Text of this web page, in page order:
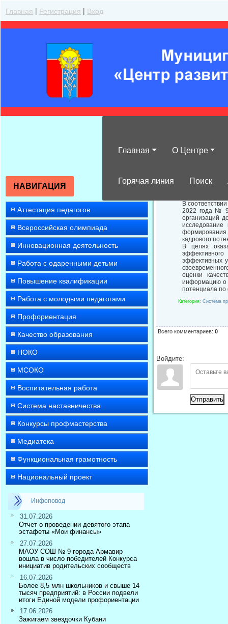
Главная | Регистрация | Вход
Главная О Центре
Горячая линия Поиск
НАВИГАЦИЯ
Аттестация педагогов
Всероссийская олимпиада
Инновационная деятельность
Работа с одаренными детьми
Повышение квалификации
Работа с молодыми педагогами
Профориентация
Качество образования
НОКО
МСОКО
Воспитательная работа
Система наставничества
Конкурсы профмастерства
Медиатека
Функциональная грамотность
Национальный проект
Инфоповод
31.07.2026
Отчет о проведении девятого этапа
эстафеты «Мои финансы»
27.07.2026
МАОУ СОШ № 9 города Армавир
вошла в число победителей Конкурса
инициатив родительских сообществ
16.07.2026
Более 8,5 млн школьников и свыше 14
тысяч предприятий: в России подвели
итоги Единой модели профориентации
17.06.2026
Зажигаем звездочки Кубани
В
2022 года №
организаций
формирования
кадрового
В целях
эффективных
оценки
информацию о
потенциала
Категория: Система
Всего комментариев: 0
Войдите:
Отправить